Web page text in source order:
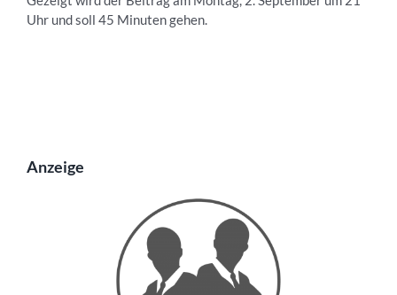
Uhr und soll 45 Minuten gehen.
Anzeige